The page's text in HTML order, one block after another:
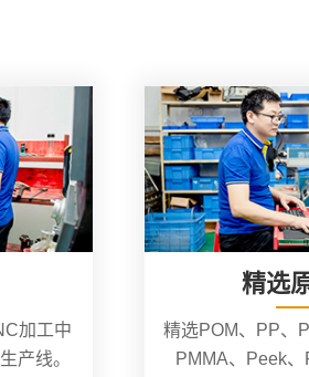
加工中
产线。
精选
精选POM、PP、
PMMA、Peek、